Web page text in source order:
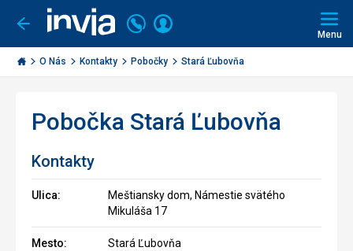
Ísť
späť
Invia.sk
Volajte
+421
2
3221
Prihlásiť
Menu
O Nás Kontakty Pobočky Stará Ľubovňa
Pobočka Stará Ľubovňa
Kontakty
Ulica:
Meštiansky dom, Námestie svätého
Mikuláša 17
Mesto: Stará Ľubovňa